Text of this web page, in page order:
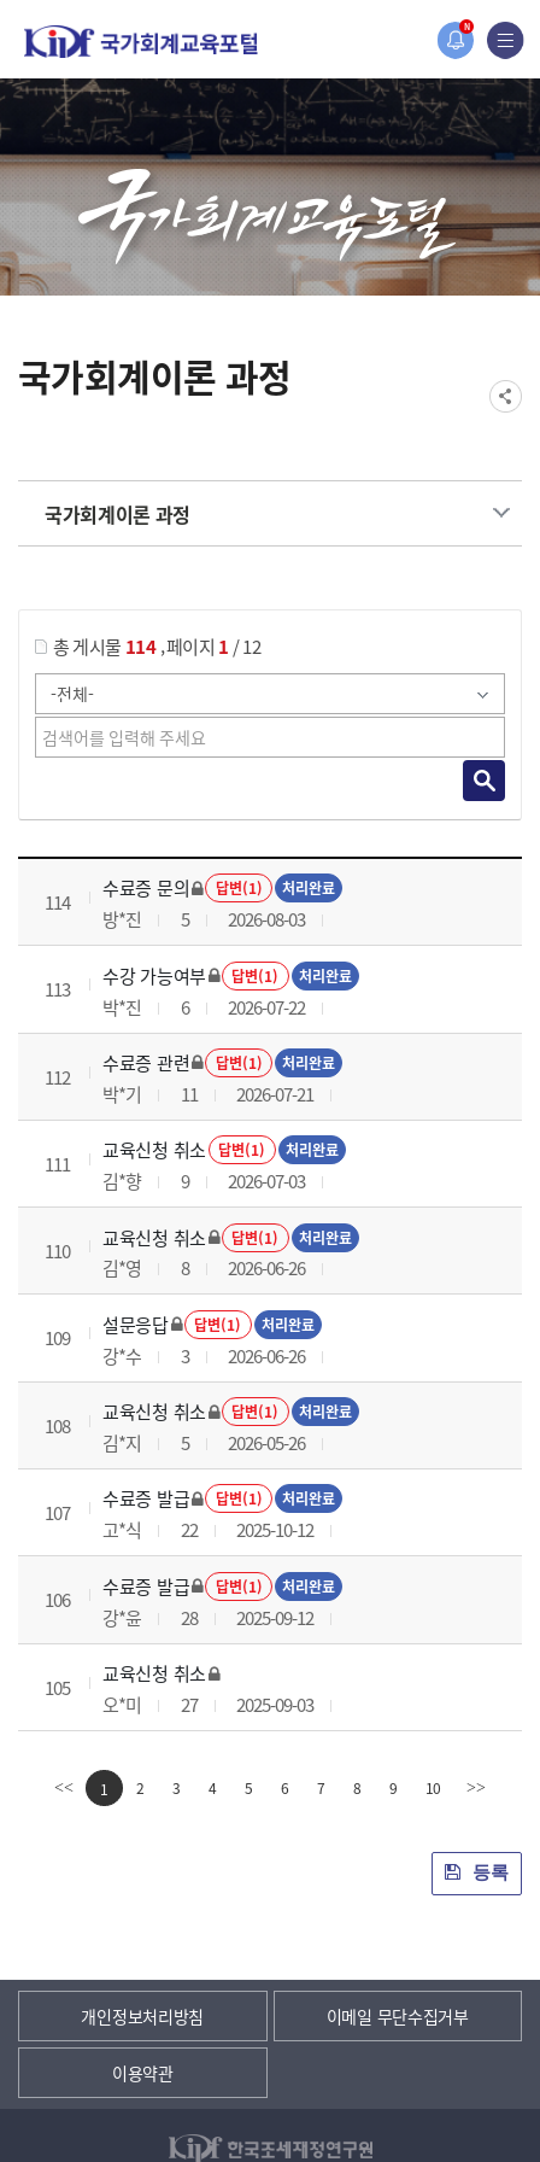
N
홈페이지가 새롭게 개편되었습니다.
한국조세재정연구원홈페이지가 새롭게 개설되었습니다.
국가회계이론 과정
국가회계이론 과정
총 게시물 114,페이지 1 / 12
국가회계이론 과정 목록 으로 번호, 제목, 작성자, 조회수, 등록 일로 나열 되고 있습니다.
114
수료증 문의 답변(1) 처리완료
방*진 5 2026-08-03
113
수강 가능여부 답변(1) 처리완료
박*진 6 2026-07-22
112
수료증 관련 답변(1) 처리완료
박*기 11 2026-07-21
111
교육신청 취소 답변(1) 처리완료
김*향 9 2026-07-03
110
교육신청 취소 답변(1) 처리완료
김*영 8 2026-06-26
109
설문응답 답변(1) 처리완료
강*수 3 2026-06-26
108
교육신청 취소 답변(1) 처리완료
김*지 5 2026-05-26
107
수료증 발급 답변(1) 처리완료
고*식 22 2025-10-12
106
수료증 발급 답변(1) 처리완료
강*윤 28 2025-09-12
105
교육신청 취소
오*미
27 2025-09-03
<< 1 2 3 4 5 6 7 8 9 10 >>
등록
개인정보처리방침 이메일 무단수집거부
이용약관